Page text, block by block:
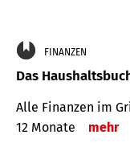
FINANZEN
Das
Alle Finanzen im
12 Monate
mehr